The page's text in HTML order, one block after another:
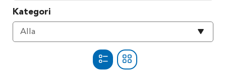
Kategori
Välj
Alla